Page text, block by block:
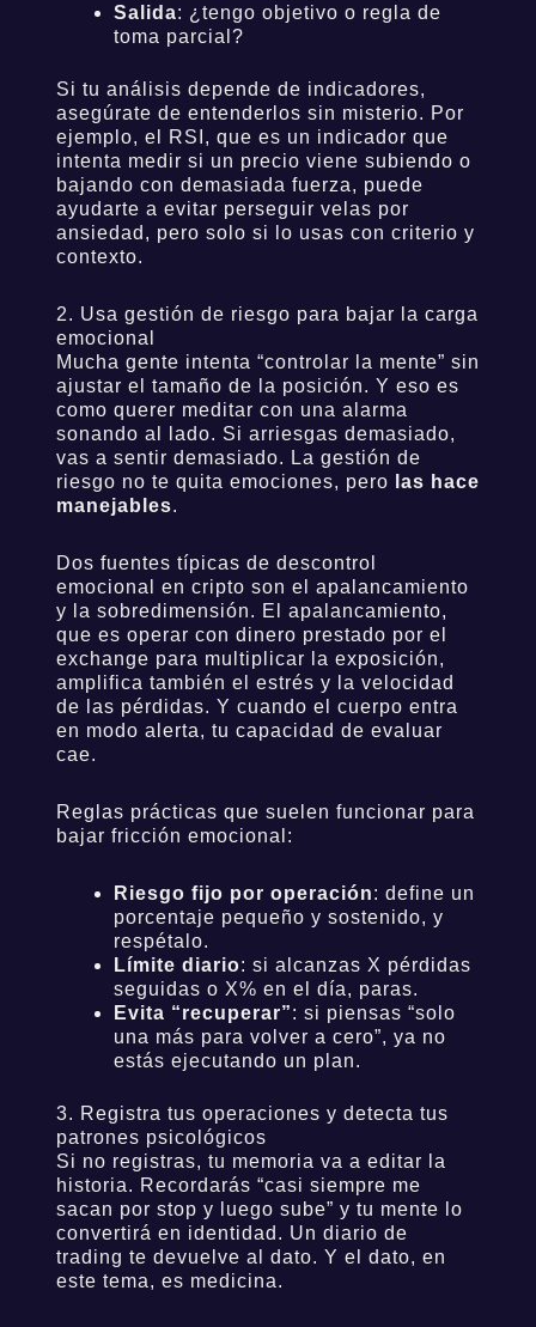
Salida: ¿tengo objetivo o regla de
toma parcial?
Si tu análisis depende de indicadores,
asegúrate de entenderlos sin misterio. Por
ejemplo, el RSI, que es un indicador que
intenta medir si un precio viene subiendo o
bajando con demasiada fuerza, puede
ayudarte a evitar perseguir velas por
ansiedad, pero solo si lo usas con criterio y
contexto.
2. Usa gestión de riesgo para bajar la carga
emocional
Mucha gente intenta “controlar la mente” sin
ajustar el tamaño de la posición. Y eso es
como querer meditar con una alarma
sonando al lado. Si arriesgas demasiado,
vas a sentir demasiado. La gestión de
riesgo no te quita emociones, pero
las hace
manejables.
Dos fuentes típicas de descontrol
emocional en cripto son el apalancamiento
y la sobredimensión. El apalancamiento,
que es operar con dinero prestado por el
exchange para multiplicar la exposición,
amplifica también el estrés y la velocidad
de las pérdidas. Y cuando el cuerpo entra
en modo alerta, tu capacidad de evaluar
cae.
Reglas prácticas que suelen funcionar para
bajar fricción emocional:
Riesgo fijo por operación: define un
porcentaje pequeño y sostenido, y
respétalo.
Límite diario: si alcanzas X pérdidas
seguidas o X% en el día, paras.
Evita “recuperar”: si piensas “solo
una más para volver a cero”, ya no
estás ejecutando un plan.
3. Registra tus operaciones y detecta tus
patrones psicológicos
Si no registras, tu memoria va a editar la
historia. Recordarás “casi siempre me
sacan por stop y luego sube” y tu mente lo
convertirá en identidad. Un diario de
trading te devuelve al dato. Y el dato, en
este tema, es medicina.